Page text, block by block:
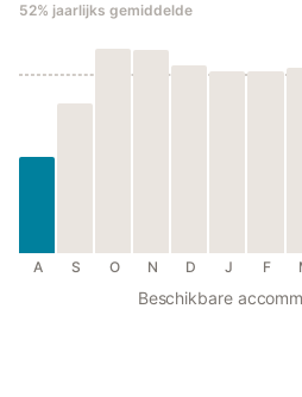
52% jaarlijks gemiddelde
A S O N D J F
Beschikbare